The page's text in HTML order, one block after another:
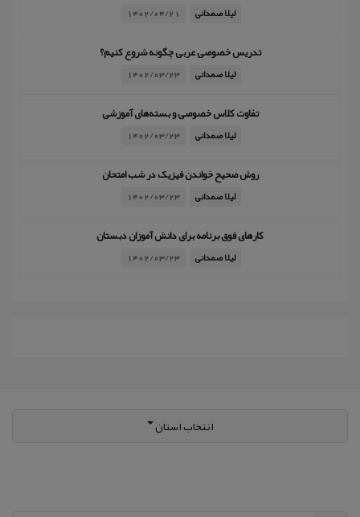
لیلا صمدانی 1402/04/21
تدریس خصوصی عربی چگونه شروع کنیم؟
لیلا صمدانی 1402/03/23
تفاوت کلاس خصوصی و بسته‌های آموزشی
لیلا صمدانی 1402/03/23
روش صحیح خواندن فیزیک در شب امتحان
لیلا صمدانی 1402/03/23
کارهای فوق برنامه برای دانش آموزان دبستان
لیلا صمدانی 1402/03/23
انتخاب استان